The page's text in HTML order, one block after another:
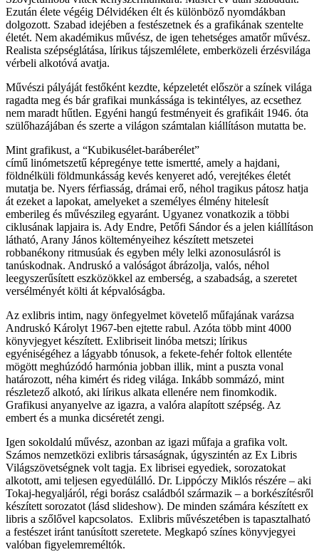
Ezután élete végéig Délvidéken élt és különböző nyomdákban
dolgozott. Szabad idejében a festészetnek és a grafikának szentelte
életét. Nem akadémikus művész, de igen tehetséges amatőr művész.
Realista szépséglátása, lírikus tájszemlélete, emberközeli érzésvilága
vérbeli alkotóvá avatja.
Művészi pályáját festőként kezdte, képzeletét először a színek világa
ragadta meg és bár grafikai munkássága is tekintélyes, az ecsethez
nem maradt hűtlen. Egyéni hangú festményeit és grafikáit 1946. óta
szülőhazájában és szerte a világon számtalan kiállításon mutatta be.
Mint grafikust, a “Kubikusélet-baráberélet”
című linómetszetű képregénye tette ismertté, amely a hajdani,
földnélküli földmunkásság kevés kenyeret adó, verejtékes életét
mutatja be. Nyers férfiasság, drámai erő, néhol tragikus pátosz hatja
át ezeket a lapokat, amelyeket a személyes élmény hitelesít
emberileg és művészileg egyaránt. Ugyanez vonatkozik a többi
ciklusának lapjaira is. Ady Endre, Petőfi Sándor és a jelen kiállításon
látható, Arany János költeményeihez készített metszetei
robbanékony ritmusúak és egyben mély lelki azonosulásról is
tanúskodnak. Andruskó a valóságot ábrázolja, valós, néhol
leegyszerűsített eszközökkel az emberség, a szabadság, a szeretet
versélményét költi át képvalóságba.
Az exlibris intim, nagy önfegyelmet követelő műfajának varázsa
Andruskó Károlyt 1967-ben ejtette rabul. Azóta több mint 4000
könyvjegyet készített. Exlibriseit linóba metszi; lírikus
egyéniségéhez a lágyabb tónusok, a fekete-fehér foltok ellentéte
mögött meghúzódó harmónia jobban illik, mint a puszta vonal
határozott, néha kimért és rideg világa. Inkább sommázó, mint
részletező alkotó, aki lírikus alkata ellenére nem finomkodik.
Grafikusi anyanyelve az igazra, a valóra alapított szépség. Az
embert és a munka dicséretét zengi.
Igen sokoldalú művész, azonban az igazi műfaja a grafika volt.
Számos nemzetközi exlibris társaságnak, úgyszintén az Ex Libris
Világszövetségnek volt tagja. Ex librisei egyediek, sorozatokat
alkotott, ami teljesen egyedülálló. Dr. Lippóczy Miklós részére – aki
Tokaj-hegyaljáról, régi borász családból származik – a borkészítésről
készített sorozatot (lásd slideshow). De minden számára készített ex
libris a szőlővel kapcsolatos. Exlibris művészetében is tapasztalható
a festészet iránt tanúsított szeretete. Megkapó színes könyvjegyei
valóban figyelemreméltók.